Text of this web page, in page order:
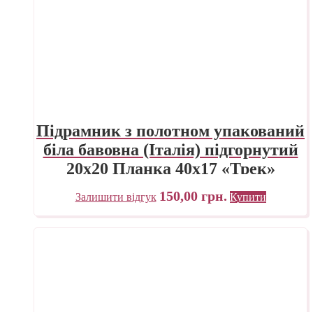
Підрамник з полотном упакований
біла бавовна (Італія) підгорнутий
20х20 Планка 40х17 «Трек»
Україна
Залишити відгук 150,00 грн. Купити